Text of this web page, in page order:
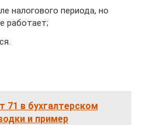
налогового периода, но
работает;
71 в бухгалтерском
и пример